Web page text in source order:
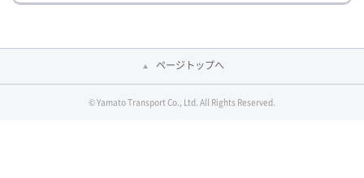
ページトップへ
© Yamato Transport Co., Ltd. All Rights Reserved.